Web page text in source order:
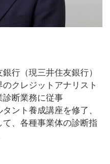
行（現三井住友銀行）
クレジットアナリスト
診断業務に従事
ント養成講座を修了、
、各種事業体の診断指